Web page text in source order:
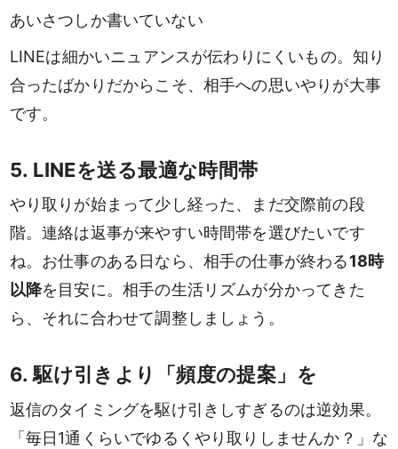
あいさつしか書いていない
LINEは細かいニュアンスが伝わりにくいもの。知り
合ったばかりだからこそ、相手への思いやりが大事
です。
5. LINEを送る最適な時間帯
やり取りが始まって少し経った、まだ交際前の段
階。連絡は返事が来やすい時間帯を選びたいです
ね。お仕事のある日なら、相手の仕事が終わる18時
以降を目安に。相手の生活リズムが分かってきた
ら、それに合わせて調整しましょう。
6. 駆け引きより「頻度の提案」を
返信のタイミングを駆け引きしすぎるのは逆効果。
「毎日1通くらいでゆるくやり取りしませんか？」な